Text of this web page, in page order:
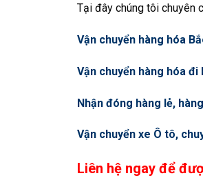
Tại đây chúng tôi chuyên
Vận chuyển hàng hóa
Vận chuyển hàng hóa đi
Nhận đóng hàng lẻ,
Vận chuyển xe Ô tô,
Liên hệ ngay để